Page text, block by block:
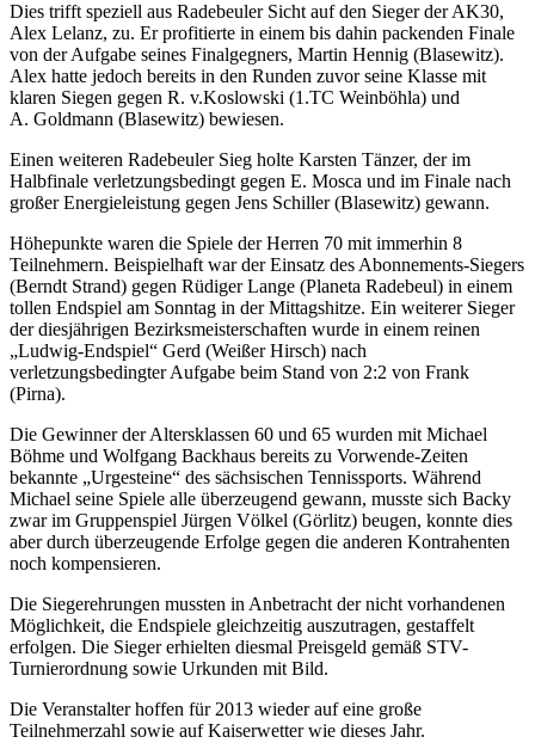
Dies trifft speziell aus Radebeuler Sicht auf den Sieger der AK30,
Alex Lelanz, zu. Er profitierte in einem bis dahin packenden Finale
von der Aufgabe seines Finalgegners, Martin Hennig (Blasewitz).
Alex hatte jedoch bereits in den Runden zuvor seine Klasse mit
klaren Siegen gegen R. v.Koslowski (1.TC Weinböhla) und
A. Goldmann (Blasewitz) bewiesen.
Einen weiteren Radebeuler Sieg holte Karsten Tänzer, der im
Halbfinale verletzungsbedingt gegen E. Mosca und im Finale nach
großer Energieleistung gegen Jens Schiller (Blasewitz) gewann.
Höhepunkte waren die Spiele der Herren 70 mit immerhin 8
Teilnehmern. Beispielhaft war der Einsatz des Abonnements-Siegers
(Berndt Strand) gegen Rüdiger Lange (Planeta Radebeul) in einem
tollen Endspiel am Sonntag in der Mittagshitze. Ein weiterer Sieger
der diesjährigen Bezirksmeisterschaften wurde in einem reinen
„Ludwig-Endspiel“ Gerd (Weißer Hirsch) nach
verletzungsbedingter Aufgabe beim Stand von 2:2 von Frank
(Pirna).
Die Gewinner der Altersklassen 60 und 65 wurden mit Michael
Böhme und Wolfgang Backhaus bereits zu Vorwende-Zeiten
bekannte „Urgesteine“ des sächsischen Tennissports. Während
Michael seine Spiele alle überzeugend gewann, musste sich Backy
zwar im Gruppenspiel Jürgen Völkel (Görlitz) beugen, konnte dies
aber durch überzeugende Erfolge gegen die anderen Kontrahenten
noch kompensieren.
Die Siegerehrungen mussten in Anbetracht der nicht vorhandenen
Möglichkeit, die Endspiele gleichzeitig auszutragen, gestaffelt
erfolgen. Die Sieger erhielten diesmal Preisgeld gemäß STV-
Turnierordnung sowie Urkunden mit Bild.
Die Veranstalter hoffen für 2013 wieder auf eine große
Teilnehmerzahl sowie auf Kaiserwetter wie dieses Jahr.